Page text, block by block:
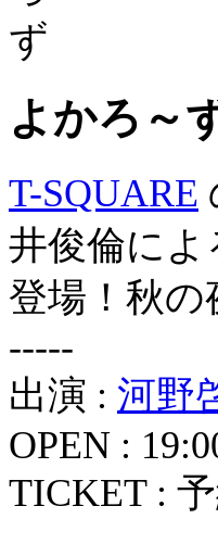
よかろ～
T-SQUARE
井俊倫によ
登場！秋
-----
出演 : 河野
OPEN :
TICKET :